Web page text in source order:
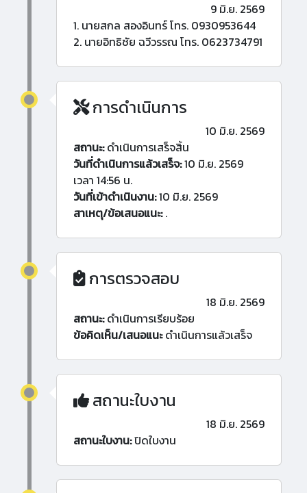
9 มิ.ย. 2569
1. นายสกล สองอินทร์ โทร. 0930953644
2. นายอิทธิชัย ฉวีวรรณ โทร. 0623734791
การดำเนินการ
10 มิ.ย. 2569
สถานะ:ดำเนินการเสร็จสิ้น
วันที่ดำเนินการแล้วเสร็จ:10 มิ.ย. 2569
เวลา 14:56 น.
วันที่เข้าดำเนินงาน:10 มิ.ย. 2569
สาเหตุ/ข้อเสนอแนะ:.
การตรวจสอบ
18 มิ.ย. 2569
สถานะ:ดำเนินการเรียบร้อย
ข้อคิดเห็น/เสนอแนะดำเนินการแล้วเสร็จ
สถานะใบงาน
18 มิ.ย. 2569
สถานะใบงาน:ปิดใบงาน